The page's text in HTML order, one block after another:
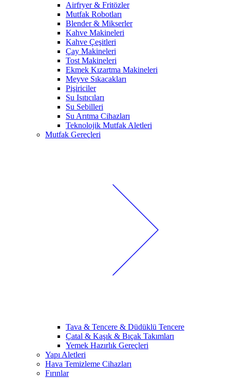
Airfryer & Fritözler
Mutfak Robotları
Blender & Mikserler
Kahve Makineleri
Kahve Çeşitleri
Çay Makineleri
Tost Makineleri
Ekmek Kızartma Makineleri
Meyve Sıkacakları
Pişiriciler
Su Isıtıcıları
Su Sebilleri
Su Arıtma Cihazları
Teknolojik Mutfak Aletleri
Mutfak Gereçleri
Tava & Tencere & Düdüklü Tencere
Çatal & Kaşık & Bıçak Takımları
Yemek Hazırlık Gereçleri
Yapı Aletleri
Hava Temizleme Cihazları
Fırınlar